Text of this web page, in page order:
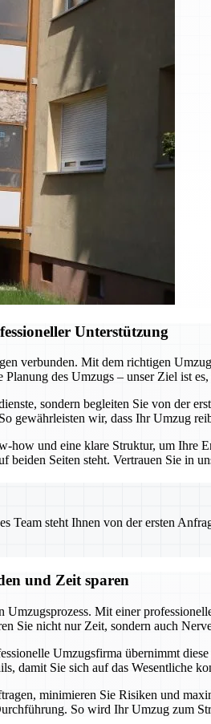
Unterstützung
verbunden. Mit dem richtigen
des Umzugs – unser Ziel ist
sondern begleiten Sie von der
gewährleisten wir, dass Ihr Umzug
how und eine klare Struktur, um
Seiten steht. Vertrauen Sie in
Team steht Ihnen von der ersten
und Zeit sparen
Mit einer
Sie nicht nur Zeit, sondern auch
Umzugsfirma übernimmt
damit Sie sich auf das Wesentliche
minimieren Sie Risiken und
So wird Ihr Umzug zum